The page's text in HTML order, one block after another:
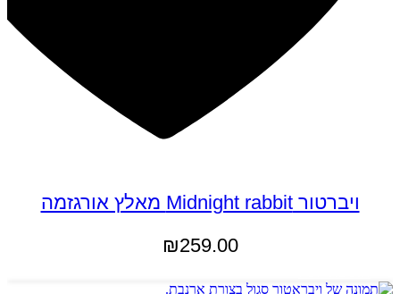
ויברטור Midnight rabbit מאלץ אורגזמה
₪259.00